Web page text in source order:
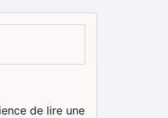
de lire une